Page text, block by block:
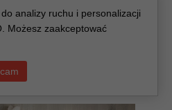
analizy ruchu i personalizacji
Możesz zaakceptować